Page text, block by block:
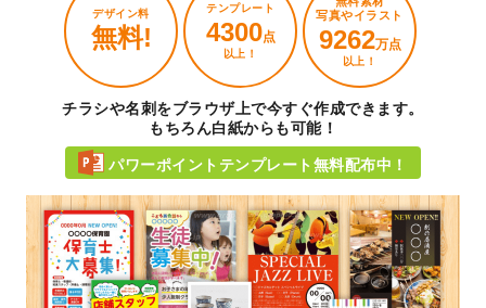
デザイン料
無料!
テンプレート
4300点
以上！
写真やイラスト
9262万点
以上！
チラシや名刺をブラウザ上で今すぐ作成できます。
もちろん白紙からも可能！
パワーポイントテンプレート無料配布中！